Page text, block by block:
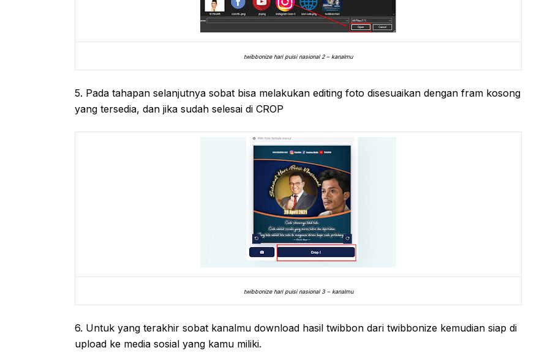
twibbonize hari puisi nasional 2 – kanalmu
5. Pada tahapan selanjutnya sobat bisa melakukan editing foto disesuaikan dengan fram kosong
yang tersedia, dan jika sudah selesai di CROP
twibbonize hari puisi nasional 3 – kanalmu
6. Untuk yang terakhir sobat kanalmu download hasil twibbon dari twibbonize kemudian siap di
upload ke media sosial yang kamu miliki.